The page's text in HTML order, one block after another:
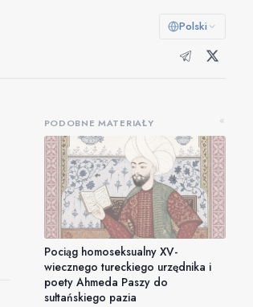
Polski
«
PODOBNE MATERIAŁY
Pociąg homoseksualny XV-
wiecznego tureckiego urzędnika i
poety Ahmeda Paszy do
sułtańskiego pazia